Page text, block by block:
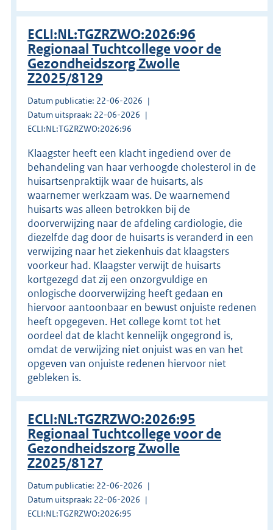
ECLI:NL:TGZRZWO:2026:96
Regionaal Tuchtcollege voor de
Gezondheidszorg Zwolle
Z2025/8129
Datum publicatie: 22-06-2026
Datum uitspraak: 22-06-2026
ECLI:NL:TGZRZWO:2026:96
Klaagster heeft een klacht ingediend over de
behandeling van haar verhoogde cholesterol in de
huisartsenpraktijk waar de huisarts, als
waarnemer werkzaam was. De waarnemend
huisarts was alleen betrokken bij de
doorverwijzing naar de afdeling cardiologie, die
diezelfde dag door de huisarts is veranderd in een
verwijzing naar het ziekenhuis dat klaagsters
voorkeur had. Klaagster verwijt de huisarts
kortgezegd dat zij een onzorgvuldige en
onlogische doorverwijzing heeft gedaan en
hiervoor aantoonbaar en bewust onjuiste redenen
heeft opgegeven. Het college komt tot het
oordeel dat de klacht kennelijk ongegrond is,
omdat de verwijzing niet onjuist was en van het
opgeven van onjuiste redenen hiervoor niet
gebleken is.
ECLI:NL:TGZRZWO:2026:95
Regionaal Tuchtcollege voor de
Gezondheidszorg Zwolle
Z2025/8127
Datum publicatie: 22-06-2026
Datum uitspraak: 22-06-2026
ECLI:NL:TGZRZWO:2026:95